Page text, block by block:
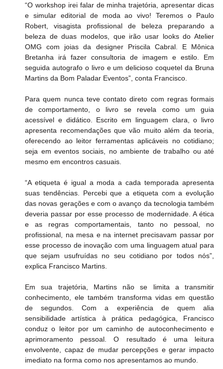
“O workshop irei falar de minha trajetória, apresentar dicas
e simular editorial de moda ao vivo! Teremos o Paulo
Robert, visagista profissional de beleza preparando a
beleza de duas modelos, que irão usar looks do Atelier
OMG com joias da designer Priscila Cabral. E Mônica
Bretanha irá fazer consultoria de imagem e estilo. Em
seguida autografo o livro e um delicioso coquetel da Bruna
Martins da Bom Paladar Eventos”, conta Francisco.
Para quem nunca teve contato direto com regras formais
de comportamento, o livro se revela como um guia
acessível e didático. Escrito em linguagem clara, o livro
apresenta recomendações que vão muito além da teoria,
oferecendo ao leitor ferramentas aplicáveis no cotidiano;
seja em eventos sociais, no ambiente de trabalho ou até
mesmo em encontros casuais.
“A etiqueta é igual a moda a cada temporada apresenta
suas tendências. Percebi que a etiqueta com a evolução
das novas gerações e com o avanço da tecnologia também
deveria passar por esse processo de modernidade. A ética
e as regras comportamentais, tanto no pessoal, no
profissional, na mesa e na internet precisavam passar por
esse processo de inovação com uma linguagem atual para
que sejam usufruídas no seu cotidiano por todos nós”,
explica Francisco Martins.
Em sua trajetória, Martins não se limita a transmitir
conhecimento, ele também transforma vidas em questão
de segundos. Com a experiência de quem alia
sensibilidade artística à prática pedagógica, Francisco
conduz o leitor por um caminho de autoconhecimento e
aprimoramento pessoal. O resultado é uma leitura
envolvente, capaz de mudar percepções e gerar impacto
imediato na forma como nos apresentamos ao mundo.